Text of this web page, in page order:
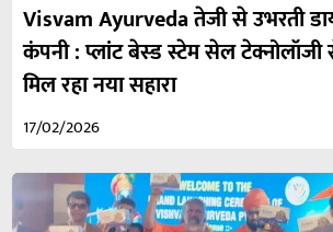
Visvam Ayurveda तेजी से उभरती
कंपनी : प्लांट बेस्ड स्टेम सेल टेक्नोलॉजी
मिल रहा नया सहारा
17/02/2026